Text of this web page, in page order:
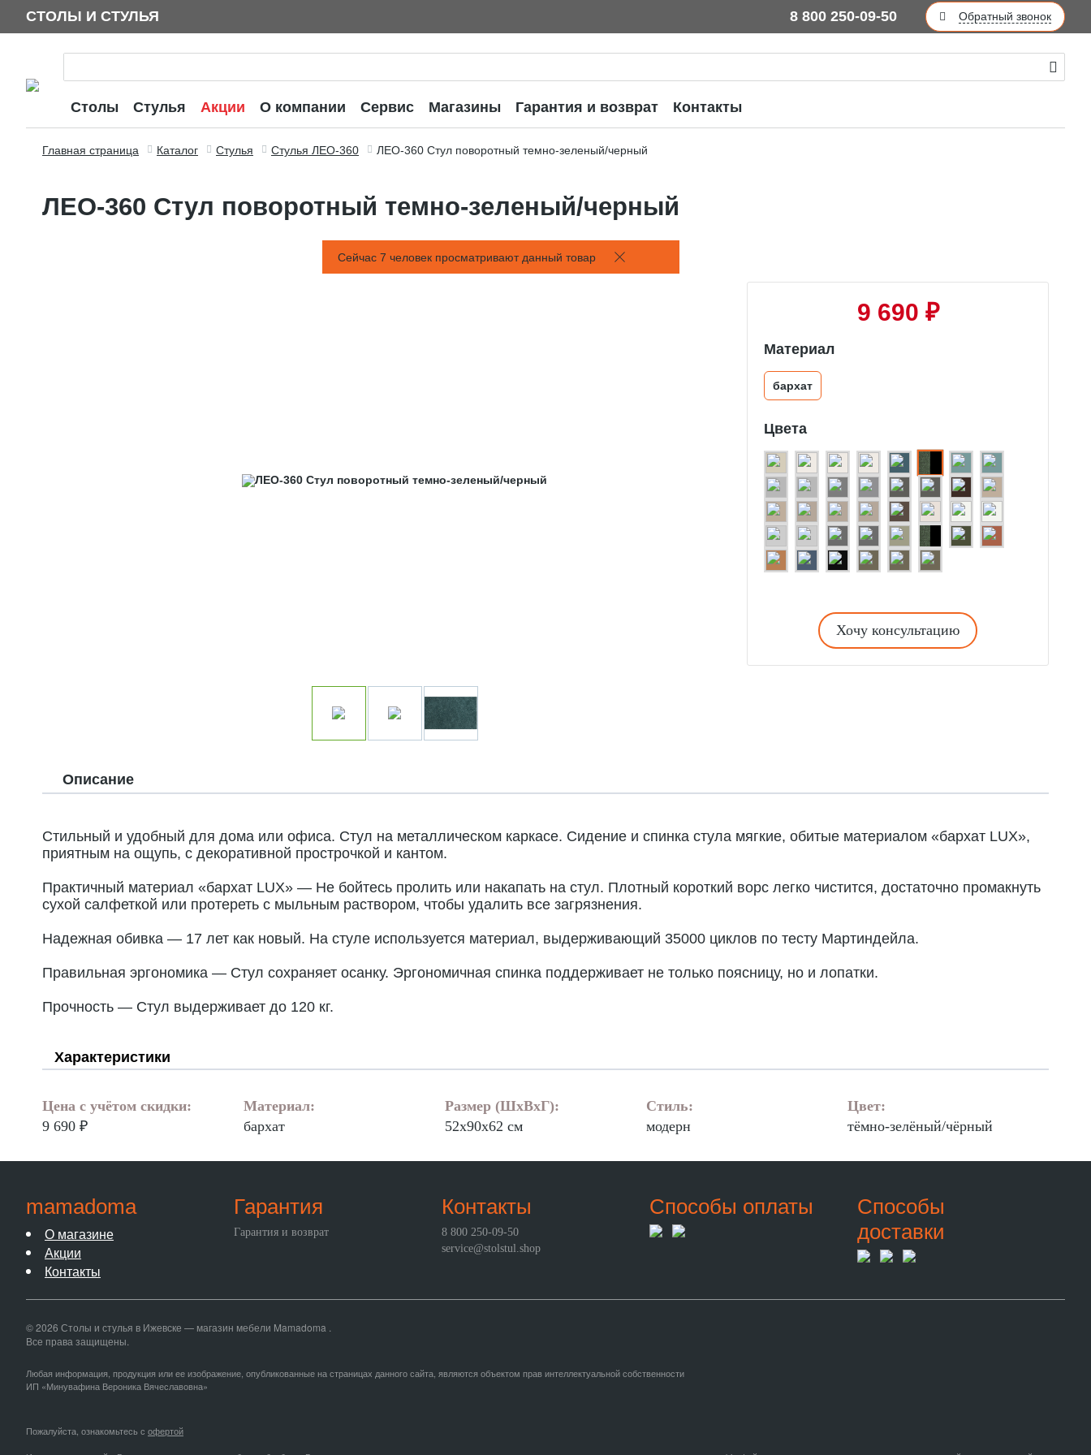
СТОЛЫ И СТУЛЬЯ 8 800 250-09-50 Обратный звонок
Столы Стулья Акции О компании Сервис Магазины Гарантия и возврат Контакты
Главная страница Каталог Стулья Стулья ЛЕО-360 ЛЕО-360 Стул поворотный темно-зеленый/черный
ЛЕО-360 Стул поворотный темно-зеленый/черный
Сейчас 7 человек просматривают данный товар
9 690 ₽
Материал
бархат
Цвета
Хочу консультацию
Описание
Стильный и удобный для дома или офиса. Стул на металлическом каркасе. Сидение и спинка стула мягкие, обитые материалом «бархат LUX»,
приятным на ощупь, с декоративной прострочкой и кантом.
Практичный материал «бархат LUX» — Не бойтесь пролить или накапать на стул. Плотный короткий ворс легко чистится, достаточно промакнуть
сухой салфеткой или протереть с мыльным раствором, чтобы удалить все загрязнения.
Надежная обивка — 17 лет как новый. На стуле используется материал, выдерживающий 35000 циклов по тесту Мартиндейла.
Правильная эргономика — Стул сохраняет осанку. Эргономичная спинка поддерживает не только поясницу, но и лопатки.
Прочность — Стул выдерживает до 120 кг.
Характеристики
Цена с учётом скидки:
9 690 ₽
Материал:
бархат
Размер (ШхВхГ):
52х90х62 см
Стиль:
модерн
Цвет:
тёмно-зелёный/чёрный
mamadoma
О магазине
Акции
Контакты
Гарантия
Гарантия и возврат
Контакты
8 800 250-09-50
service@stolstul.shop
Способы оплаты
Способы
доставки
© 2026 Столы и стулья в Ижевске — магазин мебели Mamadoma .
Все права защищены.
Любая информация, продукция или ее изображение, опубликованные на страницах данного сайта, являются объектом прав интеллектуальной собственности
ИП «Минувафина Вероника Вячеславовна»
Пожалуйста, ознакомьтесь с офертой